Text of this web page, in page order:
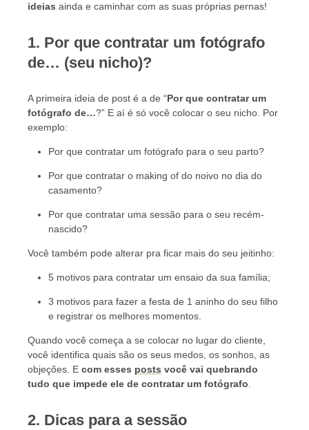
ideias ainda e caminhar com as suas próprias pernas!
1. Por que contratar um fotógrafo
de… (seu nicho)?
A primeira ideia de post é a de “Por que contratar um
fotógrafo de…?” E aí é só você colocar o seu nicho. Por
exemplo:
Por que contratar um fotógrafo para o seu parto?
Por que contratar o making of do noivo no dia do
casamento?
Por que contratar uma sessão para o seu recém-
nascido?
Você também pode alterar pra ficar mais do seu jeitinho:
5 motivos para contratar um ensaio da sua família;
3 motivos para fazer a festa de 1 aninho do seu filho
e registrar os melhores momentos.
Quando você começa a se colocar no lugar do cliente,
você identifica quais são os seus medos, os sonhos, as
objeções. E com esses posts você vai quebrando
tudo que impede ele de contratar um fotógrafo
2. Dicas para a sessão